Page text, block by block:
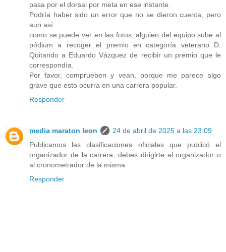
pasa por el dorsal por meta en ese instante.
Podría haber sido un error que no se dieron cuenta, pero
aun así
como se puede ver en las fotos, alguien del equipo sube al
pódium a recoger el premio en categoría veterano D.
Quitando a Eduardo Vázquez de recibir un premio que le
correspondía.
Por favor, comprueben y vean, porque me parece algo
grave que esto ocurra en una carrera popular.
Responder
media maraton leon
24 de abril de 2025 a las 23:09
Publicamos las clasificaciones oficiales que publicó el
organizador de la carrera, debes dirigirte al organizador o
al cronometrador de la misma
Responder